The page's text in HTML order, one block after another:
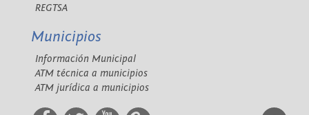
REGTSA
Municipios
Información Municipal
ATM técnica a municipios
ATM jurídica a municipios